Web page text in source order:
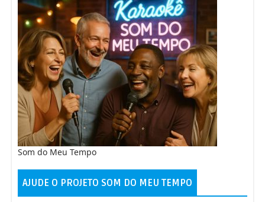
Chris Botti
37 A volte il cuore - Andrea Bocelli
38
Vivere - Andrea Bocelli, Gerardina
Trovato
39 Rapsodia - Andrea Bocelli
40 Gloria The Gift Of Life - Andrea Bocelli
41 Adeste Fideles - Andrea Bocelli
Som do Meu Tempo
AJUDE O PROJETO SOM DO MEU TEMPO